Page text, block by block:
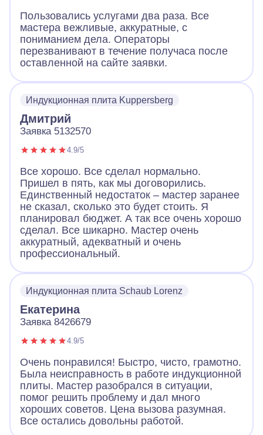
Пользовались услугами два раза. Все
мастера вежливые, аккуратные, с
пониманием дела. Операторы
перезванивают в течение получаса после
оставленной на сайте заявки.
Индукционная плита Kuppersberg
Дмитрий
Заявка 5132570
4.9/5
Все хорошо. Все сделал нормально.
Пришел в пять, как мы договорились.
Единственный недостаток – мастер заранее
не сказал, сколько это будет стоить. Я
планировал бюджет. А так все очень хорошо
сделал. Все шикарно. Мастер очень
аккуратный, адекватный и очень
профессиональный.
Индукционная плита Schaub Lorenz
Екатерина
Заявка 8426679
4.9/5
Очень понравился! Быстро, чисто, грамотно.
Была неисправность в работе индукционной
плиты. Мастер разобрался в ситуации,
помог решить проблему и дал много
хороших советов. Цена вызова разумная.
Все остались довольны работой.